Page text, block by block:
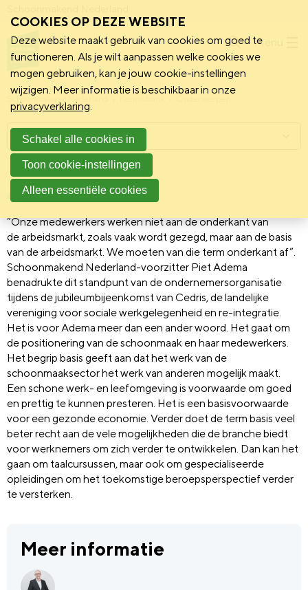
Menu
Schoonmakend Nederland
Arbeidsmarkt
“Onze medewerkers werken niet aan de onderkant van
de arbeidsmarkt, zoals vaak wordt gezegd, maar aan de basis
van de arbeidsmarkt. We moeten van die term onderkant af”.
Schoonmakend Nederland-voorzitter Piet Adema
benadrukte dit standpunt van de ondernemersorganisatie
tijdens de jubileumbijeenkomst van Cedris, de landelijke
vereniging voor sociale werkgelegenheid en re-integratie.
Het is voor Adema meer dan een ander woord. Het gaat om
de positionering van de schoonmaak en haar medewerkers.
Het begrip basis geeft aan dat het werk van de
schoonmaaksector het werk van anderen mogelijk maakt.
Een schone werk- en leefomgeving is voorwaarde om goed
en prettig te kunnen presteren. Het is een basisvoorwaarde
voor een gezonde economie. Verder doet de term basis veel
beter recht aan de vele mogelijkheden die de branche biedt
voor werknemers om zich verder te ontwikkelen. Dan kan het
gaan om taalcursussen, maar ook om gespecialiseerde
opleidingen om het toekomstige beroepsperspectief verder
te versterken.
Meer informatie
Menu
COOKIES OP DEZE WEBSITE
Deze website maakt gebruik van cookies om goed te
functioneren. Als je wilt aanpassen welke cookies we
mogen gebruiken, kan je jouw cookie-instellingen
wijzigen. Meer informatie is beschikbaar in onze
privacyverklaring.
Schakel alle cookies in
Toon cookie-instellingen
Alleen essentiële cookies